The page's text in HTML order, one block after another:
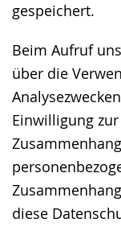
gespeichert.
Beim Aufruf
über die
Einwilligung
diese